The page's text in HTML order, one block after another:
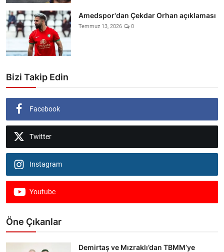
Amedspor'dan Çekdar Orhan açıklaması
Temmuz 13, 2026 0
Bizi Takip Edin
Facebook
Twitter
Instagram
Youtube
Öne Çıkanlar
Demirtaş ve Mızraklı’dan TBMM’ye